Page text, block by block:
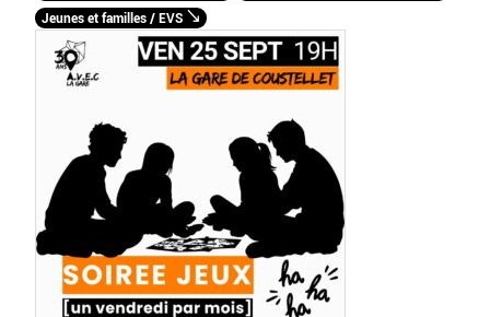
Jeunes et familles / EVS